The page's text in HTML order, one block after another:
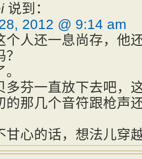
说到：
2012 @ 9:14 am
个人还一息尚存，他
多芬一直放下去吧，
的那几个音符跟枪声
甘心的话，想法儿穿